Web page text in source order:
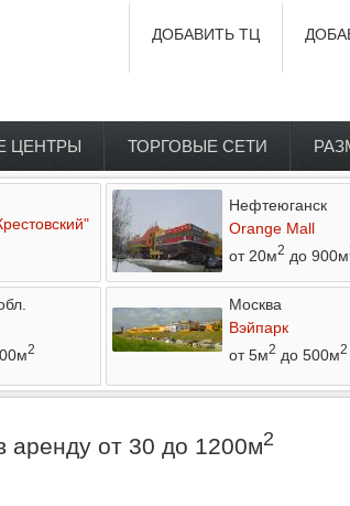
ДОБАВИТЬ ТЦ
ЦЕНТРЫ ТОРГОВЫЕ СЕТИ
Нефтеюганск
Orange Mall
от 20м2 до 900м
2
Москва
Вэйпарк
от 5м2 до 500м2
от 30 до 1200м2